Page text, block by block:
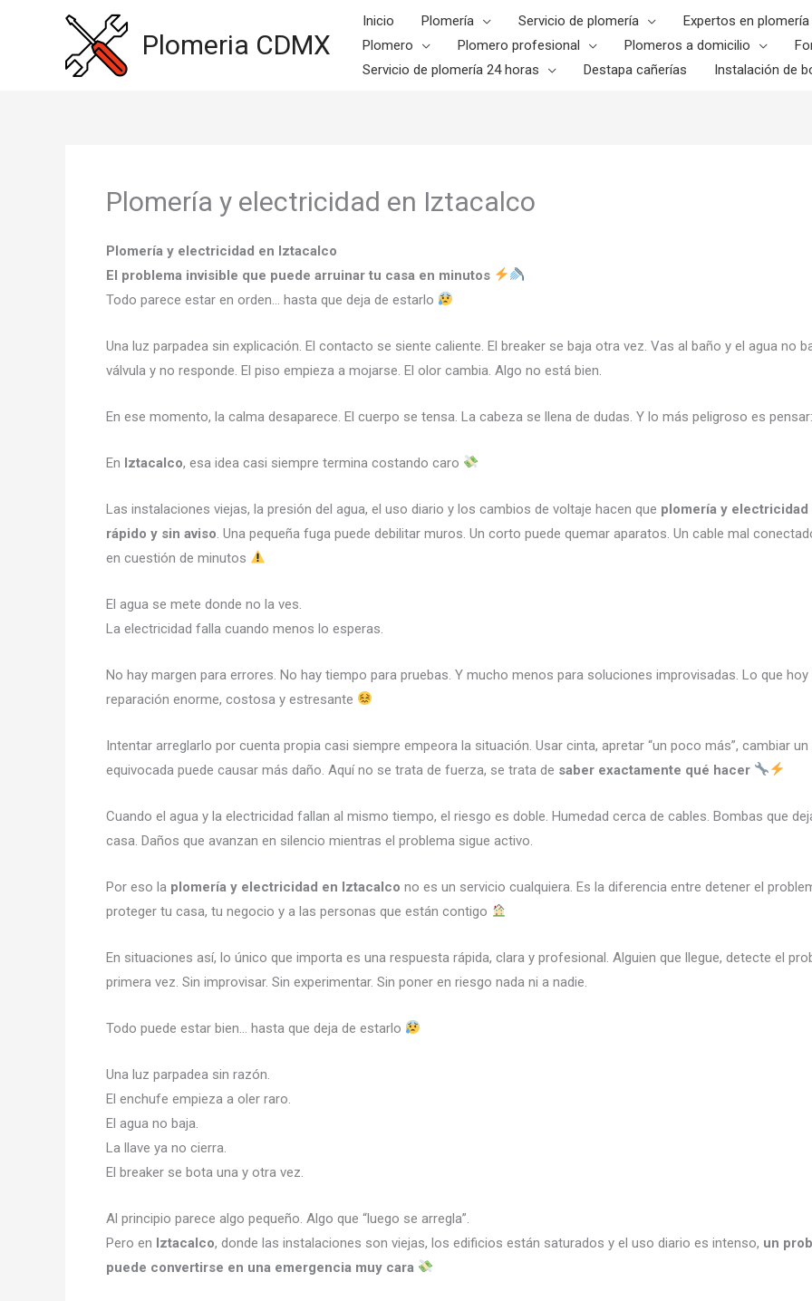
Plomeria CDMX
Inicio Plomería Servicio de plomería Expertos en plomería
Plomero
Plomero profesional Plomeros a domicilio
Servicio de plomería 24 horas
Destapa cañerías Instalación de
Plomería y electricidad en Iztacalco
Plomería y electricidad en Iztacalco
El problema invisible que puede arruinar tu casa en minutos
Todo parece estar en orden… hasta que deja de estarlo
Una luz parpadea sin explicación. El contacto se siente caliente. El breaker se baja otra vez. Vas al baño y el agua no
válvula y no responde. El piso empieza a mojarse. El olor cambia. Algo no está bien.
En ese momento, la calma desaparece. El cuerpo se tensa. La cabeza se llena de dudas. Y lo más peligroso es pensar:
En Iztacalco, esa idea casi siempre termina costando caro
Las instalaciones viejas, la presión del agua, el uso diario y los cambios de voltaje hacen que plomería y electricidad
rápido y sin aviso . Una pequeña fuga puede debilitar muros. Un corto puede quemar aparatos. Un cable mal
en cuestión de minutos
El agua se mete donde no la ves.
La electricidad falla cuando menos lo esperas.
No hay margen para errores. No hay tiempo para pruebas. Y mucho menos para soluciones improvisadas. Lo que hoy
reparación enorme, costosa y estresante
Intentar arreglarlo por cuenta propia casi siempre empeora la situación. Usar cinta, apretar “un poco más”, cambiar
equivocada puede causar más daño. Aquí no se trata de fuerza, se trata de saber exactamente qué hacer
Cuando el agua y la electricidad fallan al mismo tiempo, el riesgo es doble. Humedad cerca de cables. Bombas que
casa. Daños que avanzan en silencio mientras el problema sigue activo.
Por eso la plomería y electricidad en Iztacalco no es un servicio cualquiera. Es la diferencia entre detener el
proteger tu casa, tu negocio y a las personas que están contigo
En situaciones así, lo único que importa es una respuesta rápida, clara y profesional. Alguien que llegue, detecte el
primera vez. Sin improvisar. Sin experimentar. Sin poner en riesgo nada ni a nadie.
Todo puede estar bien… hasta que deja de estarlo
Una luz parpadea sin razón.
El enchufe empieza a oler raro.
El agua no baja.
La llave ya no cierra.
El breaker se bota una y otra vez.
Al principio parece algo pequeño. Algo que “luego se arregla”.
Pero en Iztacalco, donde las instalaciones son viejas, los edificios están saturados y el uso diario es intenso, un
puede convertirse en una emergencia muy cara